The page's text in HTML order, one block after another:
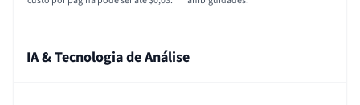
IA & Tecnologia de Análise